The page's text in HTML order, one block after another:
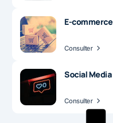
E-commerce
Consulter
Social Media
Consulter